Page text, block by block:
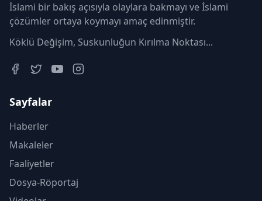
İslami bir bakış açısıyla olaylara bakmayı ve İslami
çözümler ortaya koymayı amaç edinmiştir.
Köklü Değişim, Suskunluğun Kırılma Noktası...
Sayfalar
Haberler
Makaleler
Faaliyetler
Dosya-Röportaj